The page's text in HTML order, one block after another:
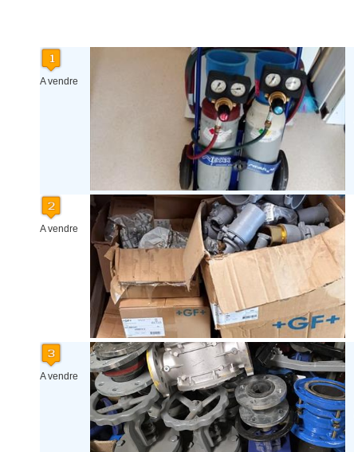
Franche Comte - Suisse
Guyane
Haute Normandie
Martinique
Mayotte
Midi Pyrenees - Espagne -
Portugal
Nord Pas de Calais - Belgique -
Pays Bas
Pays de la Loire
Picardie
Poitou Charentes
Principauté de Monaco
Provence Alpes Cote d'Azur -
Italie
Rhone Alpes
A vendre
A vendre
A vendre